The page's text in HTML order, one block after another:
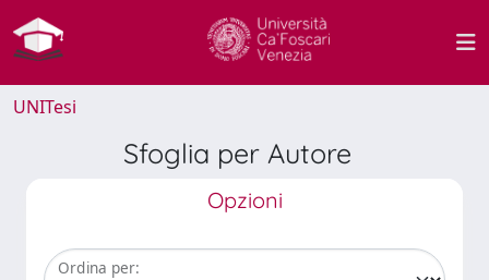
UNITesi
Sfoglia per Autore
Opzioni
Ordina per: